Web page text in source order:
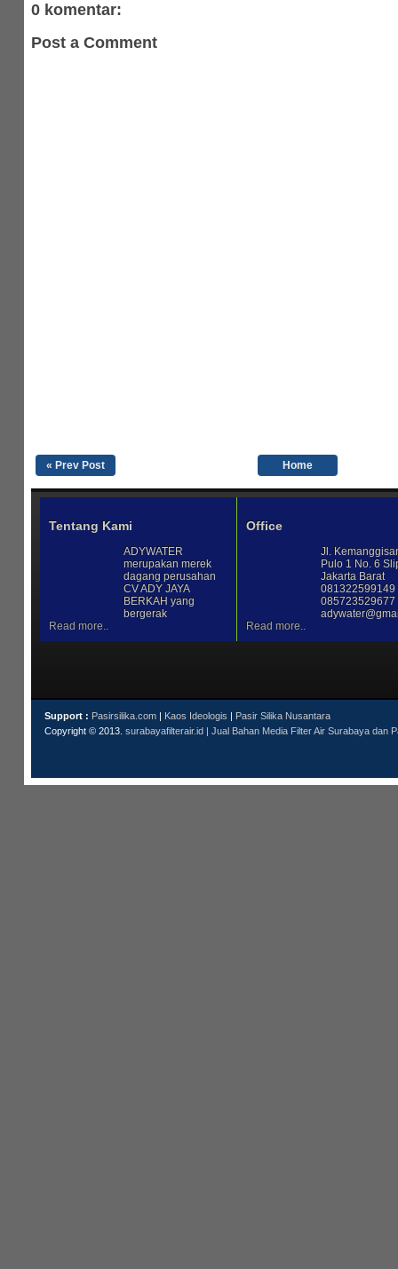
0 komentar:
Post a Comment
« Prev Post Home
Tentang Kami
ADYWATER
merupakan merek
dagang perusahan
CV ADY JAYA
BERKAH yang
bergerak
Read more..
Office
Jl.
Pulo 1 No. 6
Jakarta Barat
081322599149
085723529677
Read more..
Support : Pasirsilika.com Kaos Ideologis
Pasir Silika Nusantara
Copyright © 2013. surabayafilterair.id | Jual Bahan Media Filter Air Surabaya dan